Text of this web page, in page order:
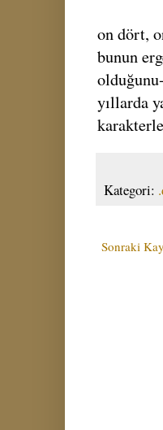
on dört,
bunun
yıllarda
Kategori:
Sonraki